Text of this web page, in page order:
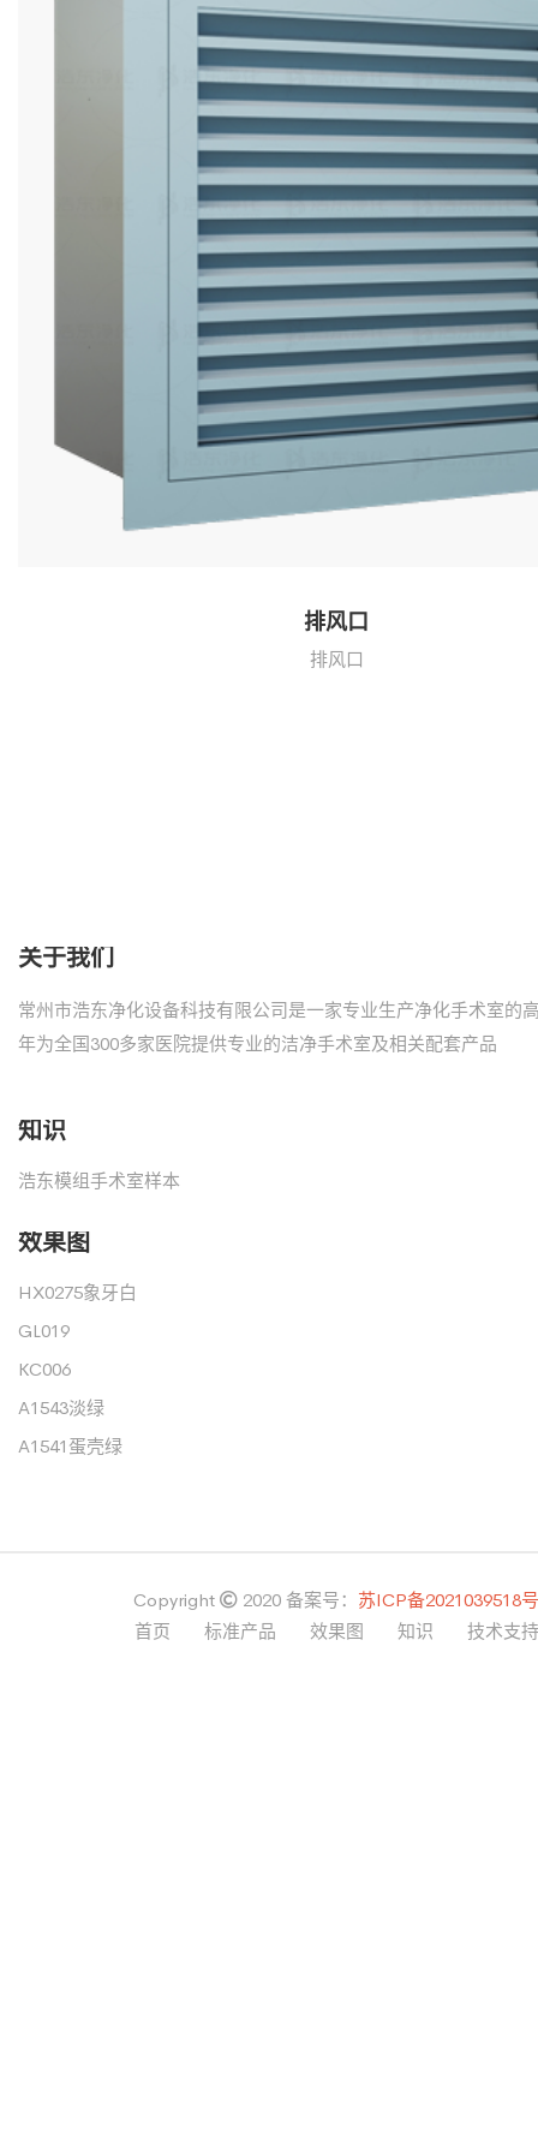
排风口
排风口
关于我们
常州市浩东净化设备科技有限公司是一家专业生产净化手术室的
年为全国300多家医院提供专业的洁净手术室及相关配套产品
知识
浩东模组手术室样本
效果图
HX0275象牙白
GL019
KC006
A1543淡绿
A1541蛋壳绿
Copyright 2020 备案号： 苏ICP备2021039518号
首页
标准产品 效果图 知识 技术支持